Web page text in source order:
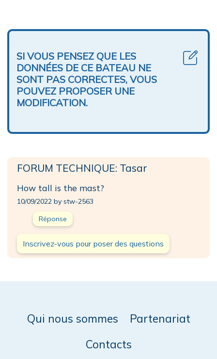
SI VOUS PENSEZ QUE LES
DONNÉES DE CE BATEAU NE
SONT PAS CORRECTES, VOUS
POUVEZ PROPOSER UNE
MODIFICATION.
FORUM TECHNIQUE: Tasar
How tall is the mast?
10/09/2022 by stw-2563
Réponse
Inscrivez-vous pour poser des questions
Qui nous sommes
Partenariat
Contacts